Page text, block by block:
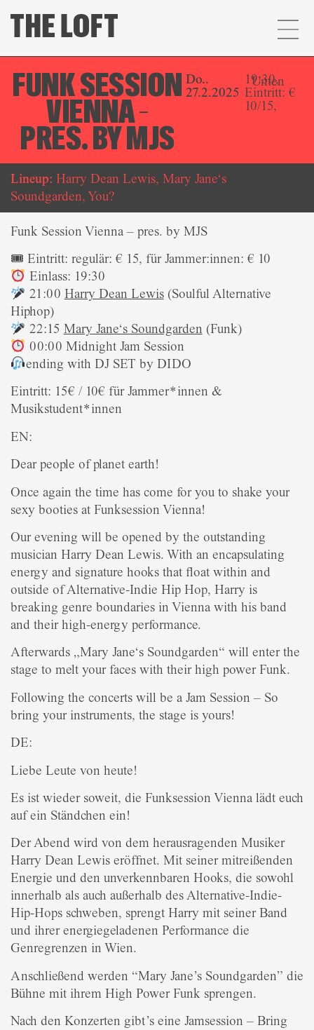
FUNK SESSION
VIENNA –
PRES. BY MJS
Do..
27.2.2025
19:30,
Eintritt: €
10/15,
Unten
Lineup: Harry Dean Lewis, Mary Jane‘s
Soundgarden, You?
Funk Session Vienna – pres. by MJS
🎟 Eintritt: regulär: € 15, für Jammer:innen: € 10
Einlass: 19:30
21:00 Harry Dean Lewis(Soulful Alternative
Hiphop)
22:15 Mary Jane‘s Soundgarden (Funk)
00:00 Midnight Jam Session
ending with DJ SET by DIDO
Eintritt: 15€ / 10€ für Jammer*innen &
Musikstudent*innen
EN:
Dear people of planet earth!
Once again the time has come for you to shake your
sexy booties at Funksession Vienna!
Our evening will be opened by the outstanding
musician Harry Dean Lewis. With an encapsulating
energy and signature hooks that float within and
outside of Alternative-Indie Hip Hop, Harry is
breaking genre boundaries in Vienna with his band
and their high-energy performance.
Afterwards „Mary Jane‘s Soundgarden“ will enter the
stage to melt your faces with their high power Funk.
Following the concerts will be a Jam Session – So
bring your instruments, the stage is yours!
DE:
Liebe Leute von heute!
Es ist wieder soweit, die Funksession Vienna lädt euch
auf ein Ständchen ein!
Der Abend wird von dem herausragenden Musiker
Harry Dean Lewis eröffnet. Mit seiner mitreißenden
Energie und den unverkennbaren Hooks, die sowohl
innerhalb als auch außerhalb des Alternative-Indie-
Hip-Hops schweben, sprengt Harry mit seiner Band
und ihrer energiegeladenen Performance die
Genregrenzen in Wien.
Anschließend werden “Mary Jane’s Soundgarden” die
Bühne mit ihrem High Power Funk sprengen.
Nach den Konzerten gibt’s eine Jamsession – Bring